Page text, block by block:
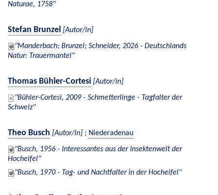
Naturae, 1758
Stefan Brunzel [Autor/in]
Manderbach; Brunzel; Schneider, 2026 - Deutschlands
Natur: Trauermantel
Thomas Bühler-Cortesi [Autor/in]
Bühler-Cortesi, 2009 - Schmetterlinge - Tagfalter der
Schweiz
Theo Busch [Autor/in] ; Niederadenau
Busch, 1956 - Interessantes aus der Insektenwelt der
Hocheifel
Busch, 1970 - Tag- und Nachtfalter in der Hocheifel